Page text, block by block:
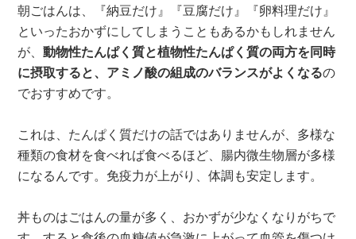
朝ごはんは、『納豆だけ』『豆腐だけ』『卵料理だけ』
といったおかずにしてしまうこともあるかもしれません
が、動物性たんぱく質と植物性たんぱく質の両方を同時
に摂取すると、アミノ酸の組成のバランスがよくなるの
でおすすめです。
これは、たんぱく質だけの話ではありませんが、多様な
種類の食材を食べれば食べるほど、腸内微生物層が多様
になるんです。免疫力が上がり、体調も安定します。
丼ものはごはんの量が多く、おかずが少なくなりがちで